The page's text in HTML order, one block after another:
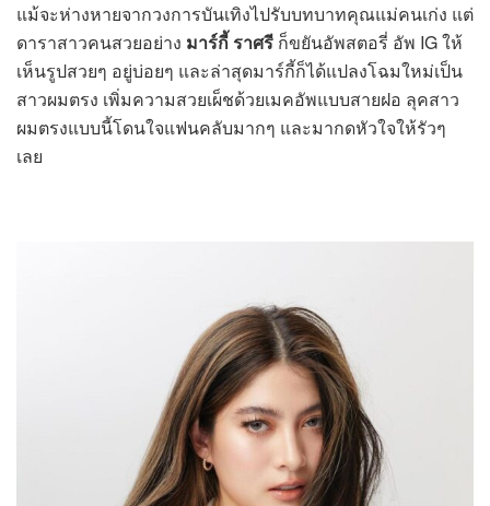
แม้จะห่างหายจากวงการบันเทิงไปรับบทบาทคุณแม่คนเก่ง แต่
ดาราสาวคนสวยอย่าง มาร์กี้ ราศรี ก็ขยันอัพสตอรี่ อัพ IG ให้
เห็นรูปสวยๆ อยู่บ่อยๆ และล่าสุดมาร์กี้ก็ได้แปลงโฉมใหม่เป็น
สาวผมตรง เพิ่มความสวยเผ็ชด้วยเมคอัพแบบสายฝอ ลุคสาว
ผมตรงแบบนี้โดนใจแฟนคลับมากๆ และมากดหัวใจให้รัวๆ
เลย